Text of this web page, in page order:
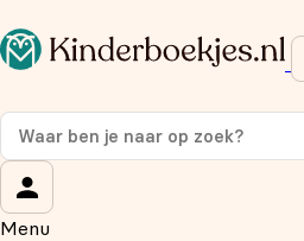
Menu
Op de hoogte blijven van onze
Meld je aan voor onze
korting
Wat is je voornaam?